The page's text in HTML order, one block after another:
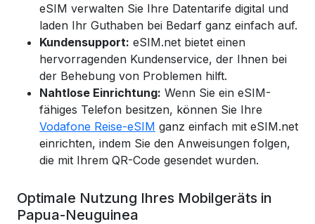
eSIM verwalten Sie Ihre Datentarife digital und
laden Ihr Guthaben bei Bedarf ganz einfach auf.
Kundensupport: eSIM.net bietet einen
hervorragenden Kundenservice, der Ihnen bei
der Behebung von Problemen hilft.
Nahtlose Einrichtung: Wenn Sie ein eSIM-
fähiges Telefon besitzen, können Sie Ihre
Vodafone Reise-eSIM ganz einfach mit eSIM.net
einrichten, indem Sie den Anweisungen folgen,
die mit Ihrem QR-Code gesendet wurden.
Optimale Nutzung Ihres Mobilgeräts in
Papua-Neuguinea